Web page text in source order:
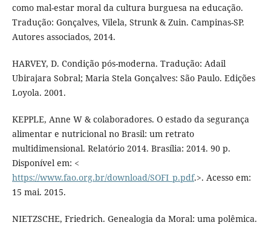
como mal-estar moral da cultura burguesa na educação.
Tradução: Gonçalves, Vilela, Strunk & Zuin. Campinas-SP.
Autores associados, 2014.
HARVEY, D. Condição pós-moderna. Tradução: Adail
Ubirajara Sobral; Maria Stela Gonçalves: São Paulo. Edições
Loyola. 2001.
KEPPLE, Anne W & colaboradores. O estado da segurança
alimentar e nutricional no Brasil: um retrato
multidimensional. Relatório 2014. Brasília: 2014. 90 p.
Disponível em: <
https://www.fao.org.br/download/SOFI_p.pdf.>. Acesso em:
15 mai. 2015.
NIETZSCHE, Friedrich. Genealogia da Moral: uma polêmica.